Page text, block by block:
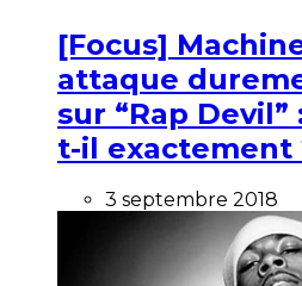
[Focus]
attaque
sur “Rap Devil”
t-il exactement
3 septembre 2018